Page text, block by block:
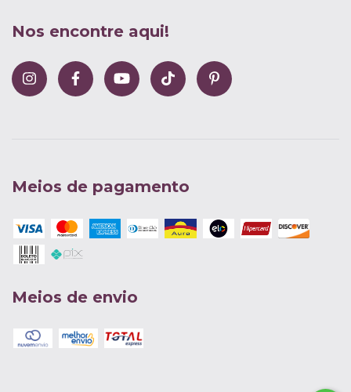
Nos encontre aqui!
Meios de pagamento
Meios de envio